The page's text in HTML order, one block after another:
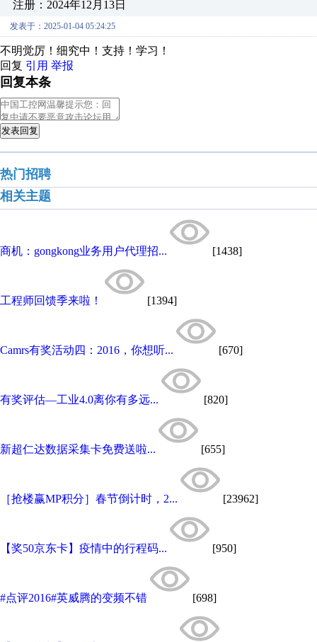
注册：2024年12月13日
发表于：2025-01-04 05:24:25
不明觉厉！细究中！支持！学习！
回复 引用 举报
回复本条
发表回复
热门招聘
相关主题
商机：gongkong业务用户代理招... [1438]
工程师回馈季来啦！ [1394]
Camrs有奖活动四：2016，你想听... [670]
有奖评估—工业4.0离你有多远... [820]
新超仁达数据采集卡免费送啦... [655]
［抢楼赢MP积分］春节倒计时，2... [23962]
【奖50京东卡】疫情中的行程码... [950]
#点评2016#英威腾的变频不错 [698]